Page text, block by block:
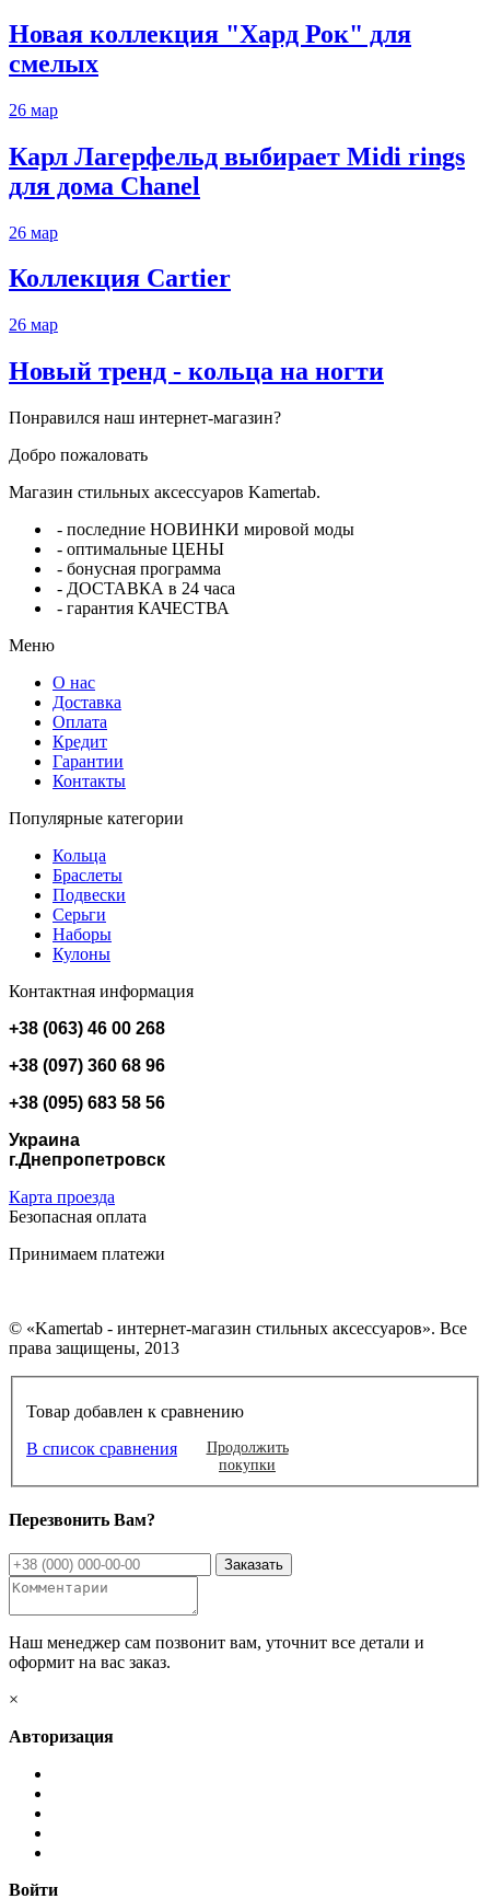
Новая коллекция "Хард Рок" для
смелых
26 мар
Карл Лагерфельд выбирает Midi rings
для дома Chanel
26 мар
Коллекция Cartier
26 мар
Новый тренд - кольца на ногти
Понравился наш интернет-магазин?
Добро пожаловать
Магазин стильных аксессуаров Kamertab.
- последние НОВИНКИ мировой моды
- оптимальные ЦЕНЫ
- бонусная программа
- ДОСТАВКА в 24 часа
- гарантия КАЧЕСТВА
Меню
О нас
Доставка
Оплата
Кредит
Гарантии
Контакты
Популярные категории
Кольца
Браслеты
Подвески
Серьги
Наборы
Кулоны
Контактная информация
+38 (063) 46 00 268
+38 (097) 360 68 96
+38 (095) 683 58 56
Украина
г.Днепропетровск
Карта проезда
Безопасная оплата
Принимаем платежи
© «Kamertab - интернет-магазин стильных аксессуаров». Все
права защищены, 2013
Товар добавлен к сравнению
В список сравнения
Продолжить
покупки
Перезвонить Вам?
Наш менеджер сам позвонит вам, уточнит все детали и
оформит на вас заказ.
×
Авторизация
Войти